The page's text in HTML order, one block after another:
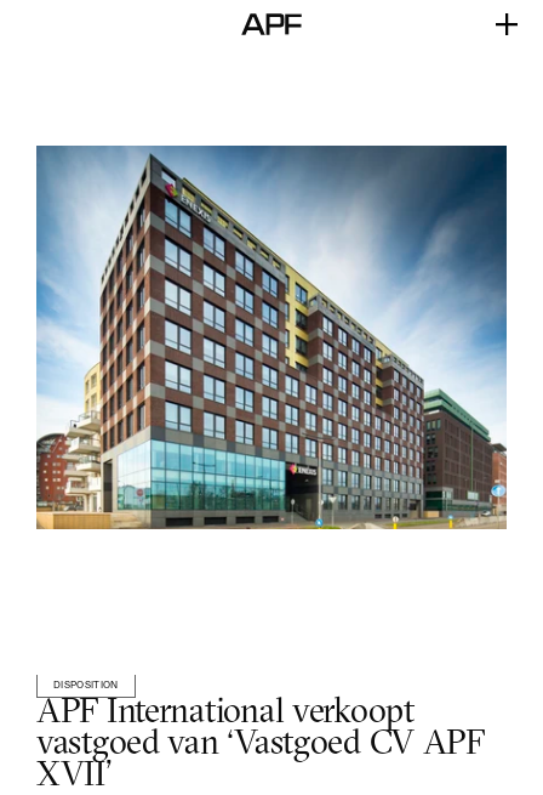
DISPOSITION
APF International verkoopt
vastgoed van ‘Vastgoed CV APF
XVII’